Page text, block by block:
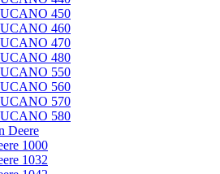
450
460
470
480
550
560
570
580
Deere
1000
1032